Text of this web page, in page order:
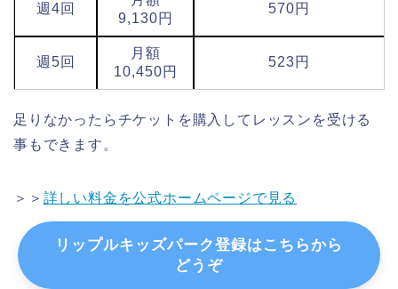
週4回
9,130円
570円
週5回
月額
10,450円
523円
足りなかったらチケットを購入してレッスンを受ける
事もできます。
＞＞ 詳しい料金を公式ホームページで見る
リップルキッズパーク登録はこちらから
どうぞ